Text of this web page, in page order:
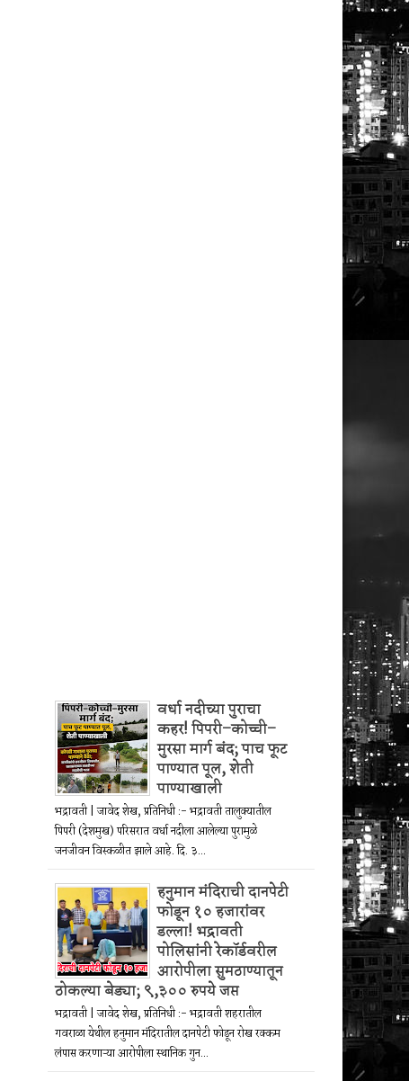
वर्धा नदीच्या पुराचा
कहर! पिपरी–कोच्ची–
मुरसा मार्ग बंद; पाच फूट
पाण्यात पूल, शेती
पाण्याखाली
भद्रावती | जावेद शेख, प्रतिनिधी :- भद्रावती तालुक्यातील
पिपरी (देशमुख) परिसरात वर्धा नदीला आलेल्या पुरामुळे
जनजीवन विस्कळीत झाले आहे. दि. ३...
हनुमान मंदिराची दानपेटी
फोडून १० हजारांवर
डल्ला! भद्रावती
पोलिसांनी रेकॉर्डवरील
आरोपीला सुमठाण्यातून
ठोकल्या बेड्या; ९,३०० रुपये जप्त
भद्रावती | जावेद शेख, प्रतिनिधी :- भद्रावती शहरातील
गवराळा येथील हनुमान मंदिरातील दानपेटी फोडून रोख रक्कम
लंपास करणाऱ्या आरोपीला स्थानिक गुन...